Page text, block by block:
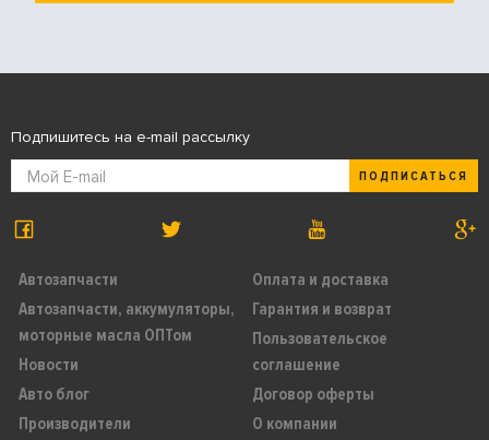
Автозапчасти
Автозапчасти, аккумуляторы,
моторные масла ОПТом
Новости
Авто блог
Производители
Оплата и доставка
Гарантия и возврат
Пользовательское
соглашение
Договор оферты
О компании
Подпишитесь на e-mail рассылку
ПОДПИСАТЬСЯ